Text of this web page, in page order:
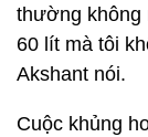
thường không
60 lít mà tôi
Akshant nói.
Cuộc khủng